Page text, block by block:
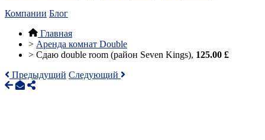
Компании Блог
Главная
> Аренда комнат Double
> Сдаю double room (район Seven Kings), 125.00 £
Предыдущий Следующий